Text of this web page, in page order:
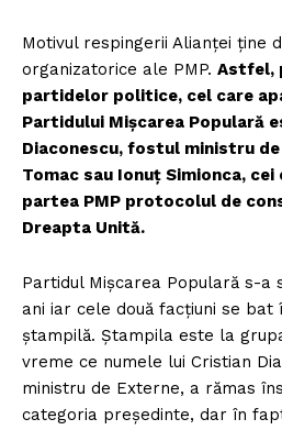
Motivul respingerii Alianței ține
organizatorice ale PMP. Astfel,
partidelor politice, cel care
Partidului Mișcarea Populară
Diaconescu, fostul ministru de
Tomac sau Ionuț Simionca,
partea PMP protocolul de
Dreapta Unită.
Partidul Mișcarea Populară s-a
ani iar cele două facțiuni se bat
ștampilă. Ștampila este la
vreme ce numele lui Cristian
ministru de Externe, a rămas
categoria președinte, dar în